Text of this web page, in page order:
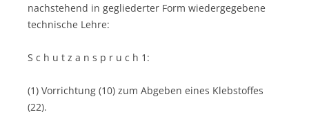
nachstehend in gegliederter Form wiedergegebene
technische Lehre:
S c h u t z a n s p r u c h 1:
(1) Vorrichtung (10) zum Abgeben eines Klebstoffes
(22).